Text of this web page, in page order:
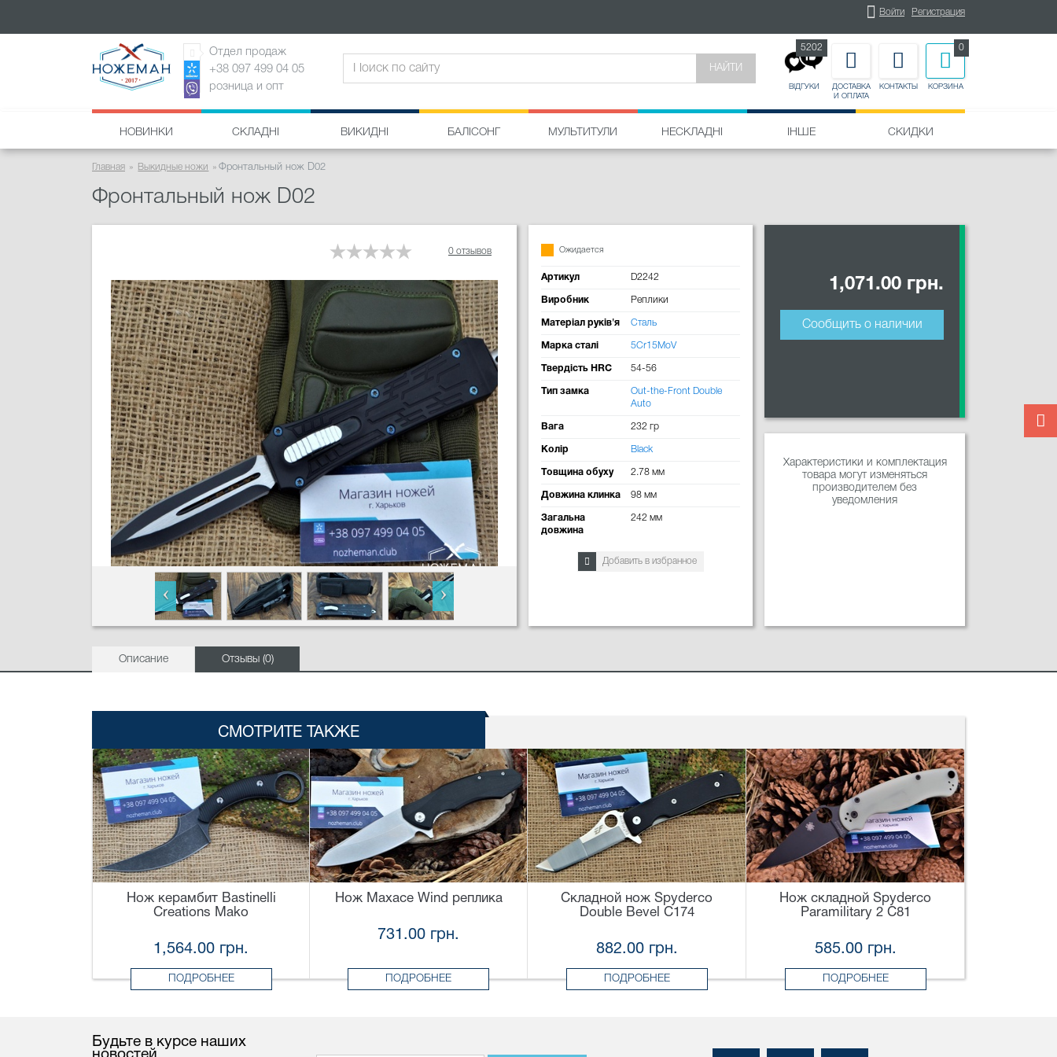
Войти Регистрация
Отдел продаж
+38 097 499 04 05
розница и опт
НАЙТИ
ВІДГУКИ
5202
ДОСТАВКА
И ОПЛАТА
КОНТАКТЫ КОРЗИНА
0
НОВИНКИ СКЛАДНІ ВИКИДНІ БАЛІСОНГ МУЛЬТИТУЛИ НЕСКЛАДНІ ІНШЕ СКИДКИ
Главная Выкидные ножи Фронтальный нож D02
Фронтальный нож D02
0 отзывов Ожидается
Артикул D2242
Виробник Реплики
Матеріал руків'я Сталь
Марка сталі 5Cr15MoV
Твердість HRC 54-56
Тип замка
Out-the-Front Double
Auto
Вага 232 гр
Колір Black
Товщина обуху 2.78 мм
Довжина клинка 98 мм
Загальна
довжина
242 мм
Добавить в избранное
1,071.00 грн.
Сообщить о наличии
Характеристики и комплектация
товара могут изменяться
производителем без
уведомления
Описание Отзывы (0)
СМОТРИТЕ ТАКЖЕ
Нож керамбит Bastinelli
Creations Mako
1,564.00 грн.
ПОДРОБНЕЕ
Нож Maxace Wind реплика
731.00 грн.
ПОДРОБНЕЕ
Складной нож Spyderco
Double Bevel C174
882.00 грн.
ПОДРОБНЕЕ
Нож складной Spyderco
Paramilitary 2 C81
585.00 грн.
ПОДРОБНЕЕ
Будьте в курсе наших